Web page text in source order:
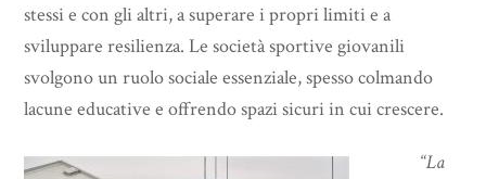
stessi e con gli altri, a superare i propri limiti e a
sviluppare resilienza. Le società sportive giovanili
svolgono un ruolo sociale essenziale, spesso colmando
lacune educative e offrendo spazi sicuri in cui crescere.
“La